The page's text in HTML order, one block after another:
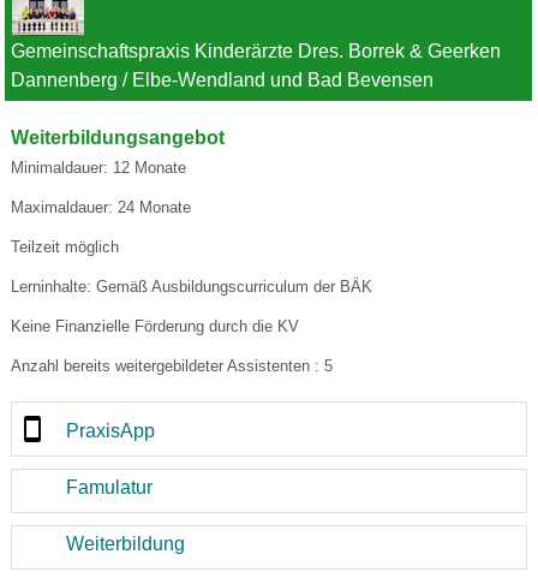
Gemeinschaftspraxis Kinderärzte Dres. Borrek & Geerken
Dannenberg / Elbe-Wendland und Bad Bevensen
Weiterbildungsangebot
Minimaldauer: 12 Monate
Maximaldauer: 24 Monate
Teilzeit möglich
Lerninhalte: Gemäß Ausbildungscurriculum der BÄK
Keine Finanzielle Förderung durch die KV
Anzahl bereits weitergebildeter Assistenten : 5
PraxisApp
Famulatur
Weiterbildung